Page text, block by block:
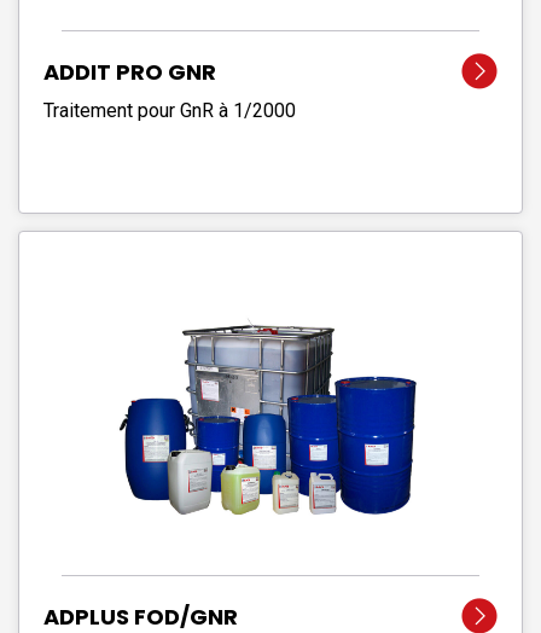
ADDIT PRO GNR
Traitement pour GnR à 1/2000
ADPLUS FOD/GNR